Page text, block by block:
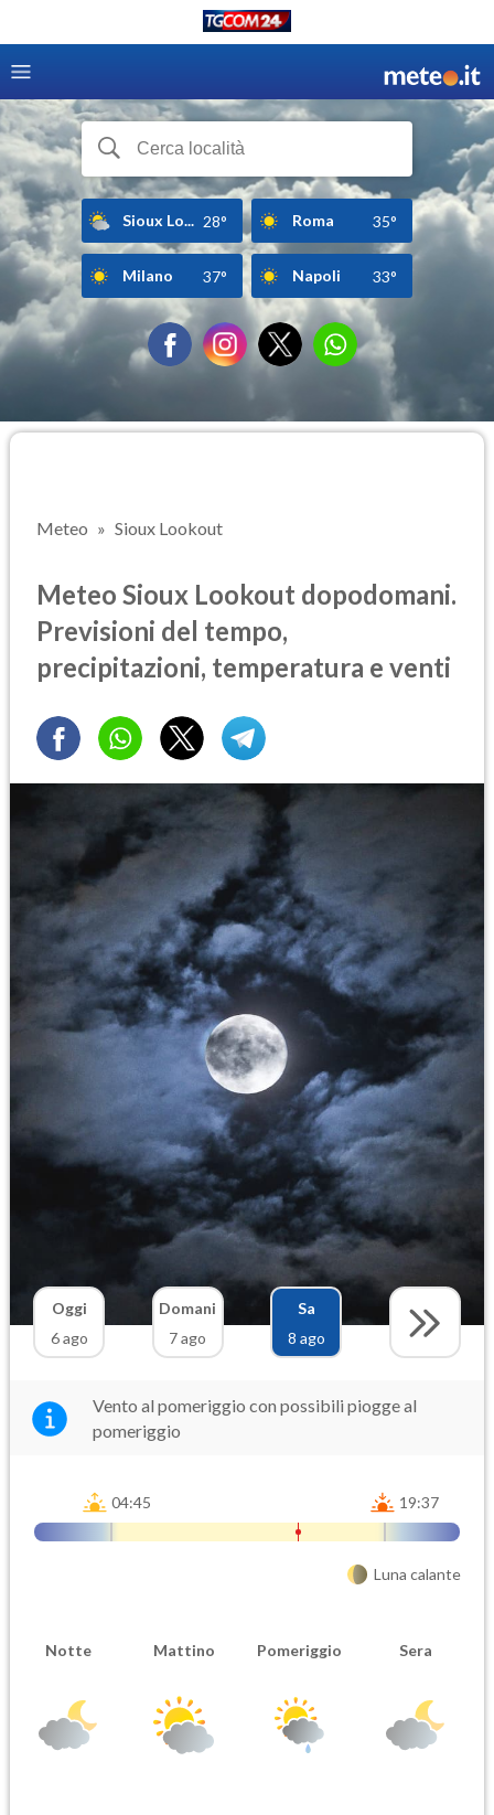
Sioux Lo... 28° Roma 35°
Milano 37° Napoli 33°
Meteo Sioux Lookout
Meteo Sioux Lookout dopodomani.
Previsioni del tempo,
precipitazioni, temperatura e venti
Oggi
6 ago
Domani
7 ago
Sa
8 ago
Vento al pomeriggio con possibili piogge al
pomeriggio
04:45 19:37
Luna calante
Notte Mattino Pomeriggio Sera